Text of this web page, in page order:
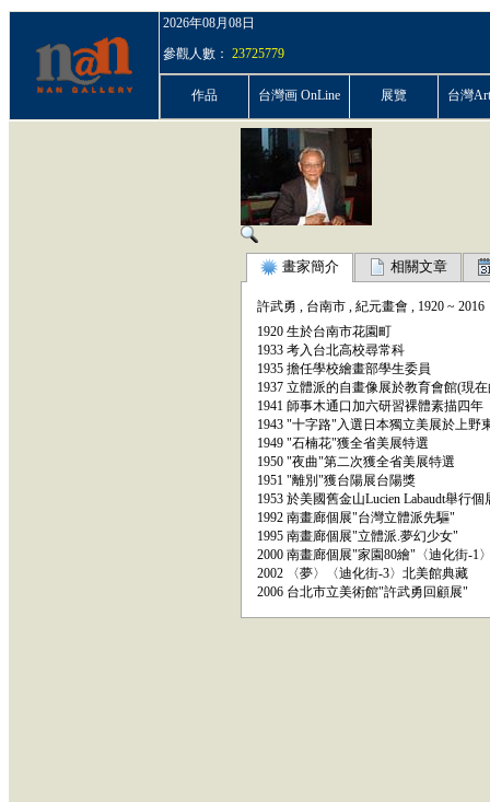
2026年08月08日
參觀人數： 23725779
作品 台灣画 OnLine 展覽 台灣
畫家簡介 相關文章
許武勇 , 台南市 , 紀元畫會 , 1920 ~ 2016
1920 生於台南市花園町
1933 考入台北高校尋常科
1935 擔任學校繪畫部學生委員
1937 立體派的自畫像展於教育會館(現
1941 師事木通口加六研習裸體素描四年
1943 "十字路"入選日本獨立美展於上野
1949 "石楠花"獲全省美展特選
1950 "夜曲"第二次獲全省美展特選
1951 "離別"獲台陽展台陽獎
1953 於美國舊金山Lucien Labaudt舉行個
1992 南畫廊個展"台灣立體派先驅"
1995 南畫廊個展"立體派.夢幻少女"
2000 南畫廊個展"家園80繪"〈迪化街-1
2002 〈夢〉〈迪化街-3〉北美館典藏
2006 台北市立美術館"許武勇回顧展"